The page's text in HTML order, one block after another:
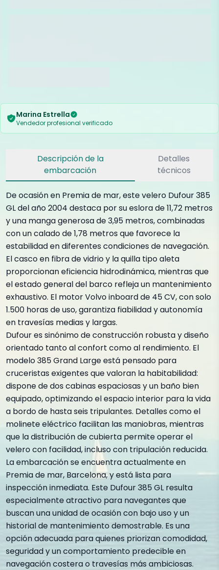
Marina Estrella
Vendedor profesional verificado
Descripción de la
embarcación
Detalles
técnicos
De ocasión en Premia de mar, este velero Dufour 385
GL del año 2004 destaca por su eslora de 11,72 metros
y una manga generosa de 3,95 metros, combinadas
con un calado de 1,78 metros que favorece la
estabilidad en diferentes condiciones de navegación.
El casco en fibra de vidrio y la quilla tipo aleta
proporcionan eficiencia hidrodinámica, mientras que
el estado general del barco refleja un mantenimiento
exhaustivo. El motor Volvo inboard de 45 CV, con solo
1.500 horas de uso, garantiza fiabilidad y autonomía
en travesías medias y largas.
Dufour es sinónimo de construcción robusta y diseño
orientado tanto al confort como al rendimiento. El
modelo 385 Grand Large está pensado para
cruceristas exigentes que valoran la habitabilidad:
dispone de dos cabinas espaciosas y un baño bien
equipado, optimizando el espacio interior para la vida
a bordo de hasta seis tripulantes. Detalles como el
molinete eléctrico facilitan las maniobras, mientras
que la distribución de cubierta permite operar el
velero con facilidad, incluso con tripulación reducida.
La embarcación se encuentra actualmente en
Premia de mar, Barcelona, y está lista para
inspección inmediata. Este Dufour 385 GL resulta
especialmente atractivo para navegantes que
buscan una unidad de ocasión con bajo uso y un
historial de mantenimiento demostrable. Es una
opción adecuada para quienes priorizan comodidad,
seguridad y un comportamiento predecible en
navegación costera o travesías más ambiciosas.